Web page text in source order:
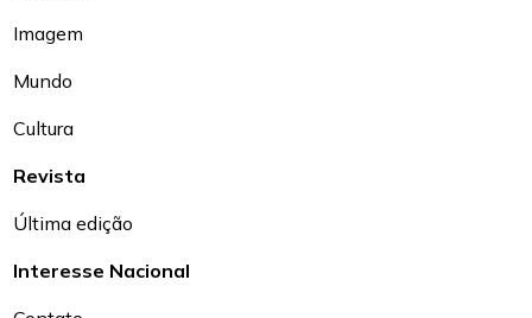
Imagem
Mundo
Cultura
Revista
Última edição
Interesse Nacional